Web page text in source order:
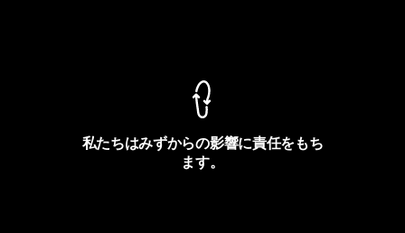
私たちはみずからの影響に責任をもち
ます。